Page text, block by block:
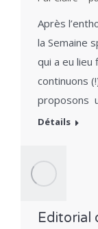
Après
la Semaine
qui a eu lieu
continuons
proposons
Détails
Editorial